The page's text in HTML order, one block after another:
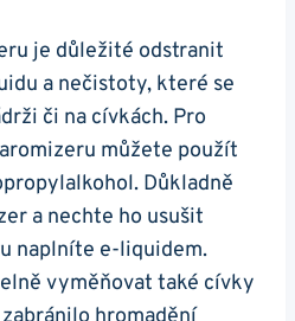
je důležité odstranit
a nečistoty, které se
či na cívkách. Pro
můžete použít
Důkladně
a nechte ho usušit
naplníte e-liquidem.
vyměňovat také cívky